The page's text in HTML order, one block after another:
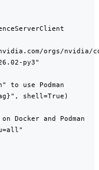
orgs/nvidia/
py3"
to use Podman
shell=True)
Docker and Podman